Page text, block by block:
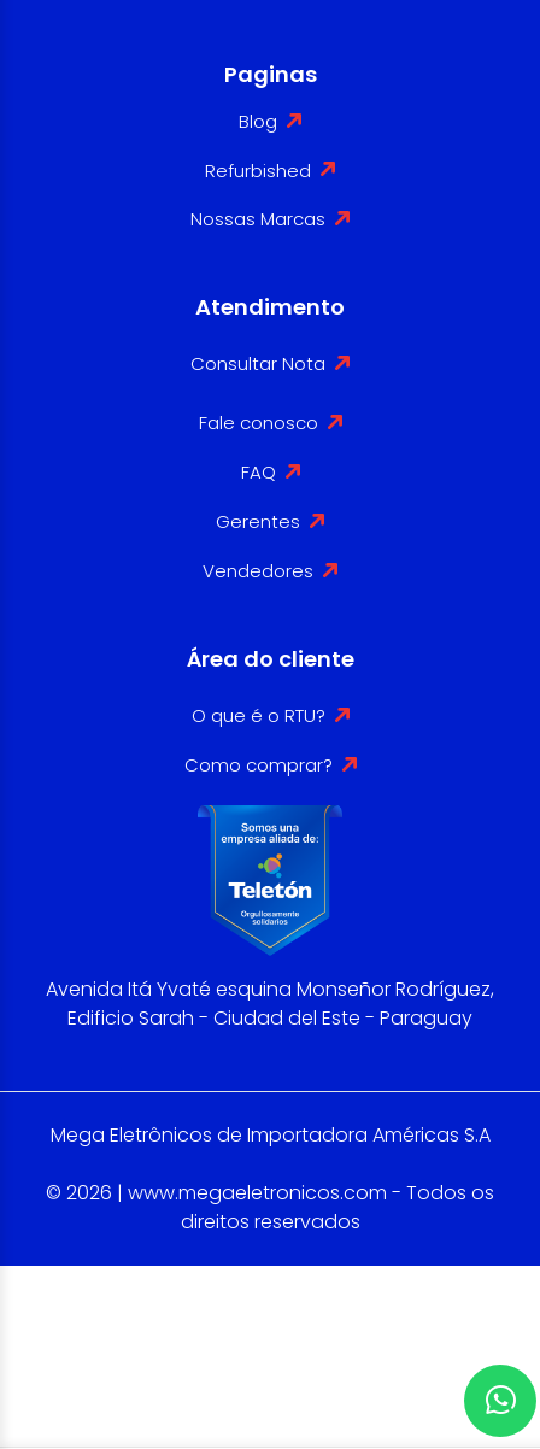
Paginas
Blog
Refurbished
Nossas Marcas
Atendimento
Consultar Nota
Fale conosco
FAQ
Gerentes
Vendedores
Área do cliente
O que é o RTU?
Como comprar?
Avenida Itá Yvaté esquina Monseñor Rodríguez,
Edificio Sarah - Ciudad del Este - Paraguay
Mega Eletrônicos de Importadora Américas S.A
© 2026 | www.megaeletronicos.com - Todos os
direitos reservados